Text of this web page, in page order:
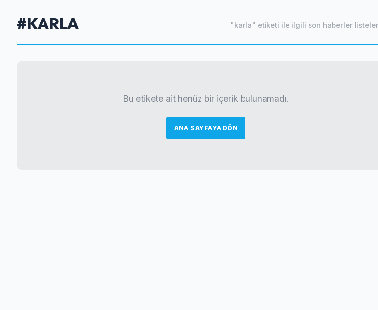
#KARLA "karla" etiketi ile ilgili son haberler
Bu etikete ait henüz bir içerik bulunamadı.
ANA SAYFAYA DÖN